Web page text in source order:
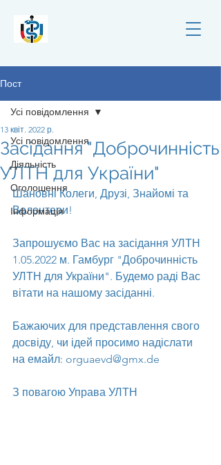
Пост
Усі повідомлення
Діяльність
Оголошення
Інформація
Усі повідомлення
Засідання "Доброчинність
УЛТН для України"
13 квіт. 2022 р.
Шановні Колеги, Друзі, Знайомі та
Волонтери!
Запрошуємо Вас на засідання УЛТН
1.05.2022 м. Гамбург "Доброчинність
УЛТН для України". Будемо раді Вас
вітати на нашому засіданні.
Бажаючих для представлення свого
досвіду, чи ідей просимо надіслати
на емайл: orguaevd@gmx.de
З повагою Управа УЛТН